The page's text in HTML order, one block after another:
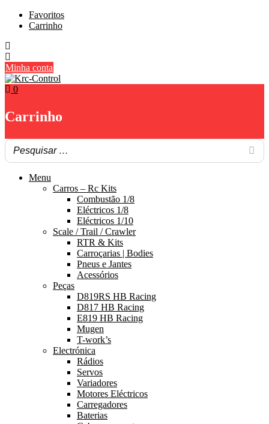
Skip
Favoritos
Carrinho
Minha conta
0
Carrinho
Menu
Carros – Rc Kits
Combustão 1/8
Eléctricos 1/8
Eléctricos 1/10
Scale / Trail / Crawler
RTR & Kits
Carroçarias | Bodies
Pneus e Jantes
Acessórios
Peças
D819RS HB Racing
D817 HB Racing
E819 HB Racing
Mugen
T-work’s
Electrónica
Rádios
Servos
Variadores
Motores Eléctricos
Carregadores
Baterias